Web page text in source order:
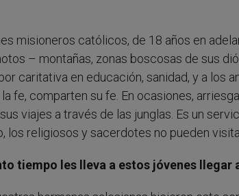
misioneros católicos, de 18 años en
– montañas, zonas boscosas de sus
caritativa en educación, sanidad, y a los
fe, comparten su fe. En ocasiones,
viajes a través de las junglas. Es un
los religiosos y sacerdotes no pueden
tiempo les lleva a estos jóvenes llegar